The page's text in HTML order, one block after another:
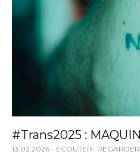
#Trans2025 :
13.02.2026 ECOUTER REGARDER